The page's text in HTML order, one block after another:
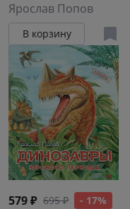
периода
Ярослав Попов
В корзину
579 ₽ 695 ₽ - 17%